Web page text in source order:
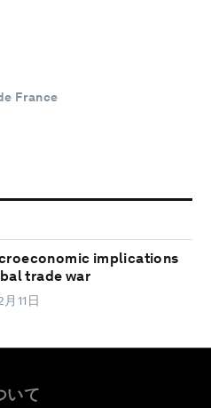
France
implications
trade war
11日
いて